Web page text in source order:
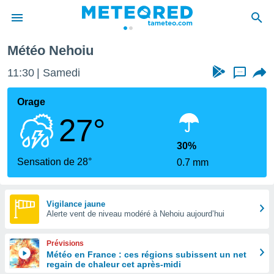
de
par
Météo Nehoiu
11:30 Samedi ...
Orage
27°
Sensation de 28°
30%
0.7 mm
Vigilance jaune
Alerte vent de niveau modéré à Nehoiu aujourd’hui
Prévisions
Météo en France : ces régions subissent un net
regain de chaleur cet après-midi